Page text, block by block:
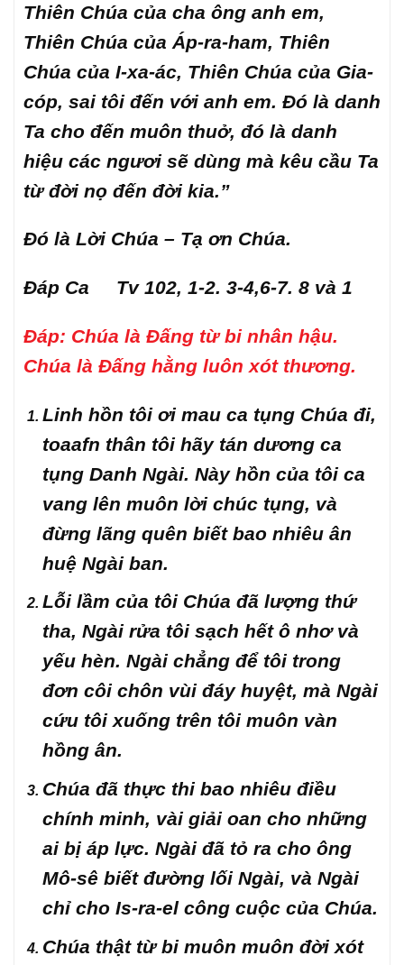
Thiên Chúa của cha ông anh em,
Thiên Chúa của Áp-ra-ham, Thiên
Chúa của I-xa-ác, Thiên Chúa của Gia-
cóp, sai tôi đến với anh em. Đó là danh
Ta cho đến muôn thuở, đó là danh
hiệu các ngươi sẽ dùng mà kêu cầu Ta
từ đời nọ đến đời kia.”
Đó là Lời Chúa – Tạ ơn Chúa.
Đáp Ca Tv 102, 1-2. 3-4,6-7. 8 và 1
Đáp: Chúa là Đấng từ bi nhân hậu.
Chúa là Đấng hằng luôn xót thương.
Linh hồn tôi ơi mau ca tụng Chúa đi,
toaafn thân tôi hãy tán dương ca
tụng Danh Ngài. Này hồn của tôi ca
vang lên muôn lời chúc tụng, và
đừng lãng quên biết bao nhiêu ân
huệ Ngài ban.
Lỗi lầm của tôi Chúa đã lượng thứ
tha, Ngài rửa tôi sạch hết ô nhơ và
yếu hèn. Ngài chẳng để tôi trong
đơn côi chôn vùi đáy huyệt, mà Ngài
cứu tôi xuống trên tôi muôn vàn
hồng ân.
Chúa đã thực thi bao nhiêu điều
chính minh, vài giải oan cho những
ai bị áp lực. Ngài đã tỏ ra cho ông
Mô-sê biết đường lối Ngài, và Ngài
chỉ cho Is-ra-el công cuộc của Chúa.
Chúa thật từ bi muôn muôn đời xót